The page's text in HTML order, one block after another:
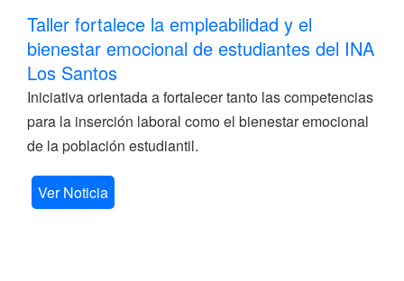
Taller fortalece la empleabilidad y el
bienestar emocional de estudiantes del INA
Los Santos
Iniciativa orientada a fortalecer tanto las competencias
para la inserción laboral como el bienestar emocional
de la población estudiantil.
Ver Noticia